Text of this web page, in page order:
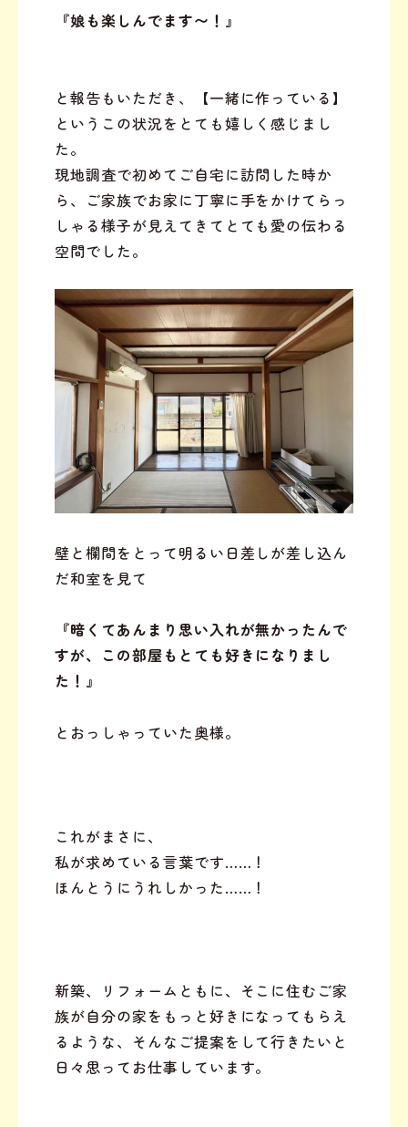
『娘も楽しんでます〜！』
と報告もいただき、【一緒に作っている】
というこの状況をとても嬉しく感じまし
た。
現地調査で初めてご自宅に訪問した時か
ら、ご家族でお家に丁寧に手をかけてらっ
しゃる様子が見えてきてとても愛の伝わる
空間でした。
壁と欄間をとって明るい日差しが差し込ん
だ和室を見て
『暗くてあんまり思い入れが無かったんで
すが、この部屋もとても好きになりまし
た！』
とおっしゃっていた奥様。
これがまさに、
私が求めている言葉です……！
ほんとうにうれしかった……！
新築、リフォームともに、そこに住むご家
族が自分の家をもっと好きになってもらえ
るような、そんなご提案をして行きたいと
日々思ってお仕事しています。